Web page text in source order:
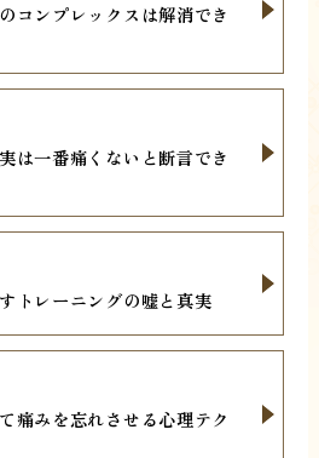
コンプレックスは解消でき
は一番痛くないと断言でき
トレーニングの嘘と真実
痛みを忘れさせる心理テク